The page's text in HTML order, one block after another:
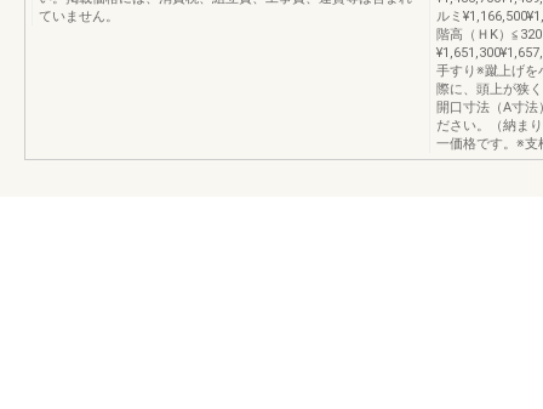
ていません。
ルミ
階高（ＨK）
手すり※蹴上げを
際に、頭上が狭
開口寸法（A寸
ださい。（納ま
一価格です。※支